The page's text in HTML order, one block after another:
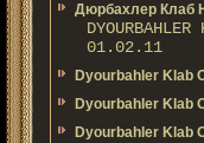
Дюрбахлер Клаб
01.02.11
Dyourbahler Klab
Dyourbahler Klab
Dyourbahler Klab